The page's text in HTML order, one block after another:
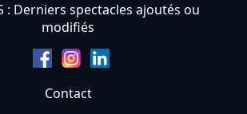
: Derniers spectacles ajoutés ou
modifiés
Contact